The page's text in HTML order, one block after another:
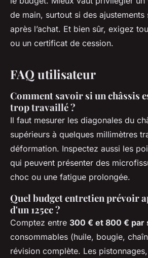
de main, surtout si des ajustements
après l’achat. Et bien sûr, exigez
ou un certificat de cession.
FAQ utilisateur
Comment savoir si un châssis
trop travaillé ?
Il faut mesurer les diagonales du
supérieurs à quelques millimètres
déformation. Inspectez aussi les
qui peuvent présenter des
choc ou une fatigue prolongée.
Quel budget entretien prévoir
d'un 125cc ?
Comptez entre 300 € et 800 € par
consommables (huile, bougie,
révision complète. Les pistonnages,